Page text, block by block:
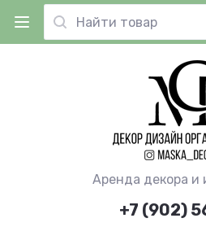
Аренда декора и
+7 (902)